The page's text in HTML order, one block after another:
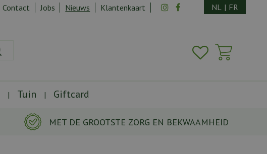
MET DE GROOTSTE ZORG EN BEKWAAMHEID
Contact Jobs Nieuws Klantenkaart NL | FR
Tuin Giftcard